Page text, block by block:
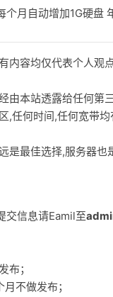
月自动增加1G硬盘
内容均仅代表个人
由本站透露给任何第三
,任何时间,任何宽带
是最佳选择,服务器
交信息请Eamil至
布；
不做发布；